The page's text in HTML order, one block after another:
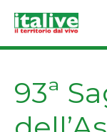
93ª